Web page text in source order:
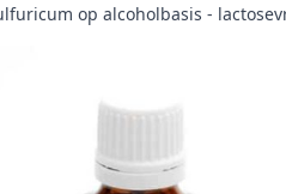
op alcoholbasis -